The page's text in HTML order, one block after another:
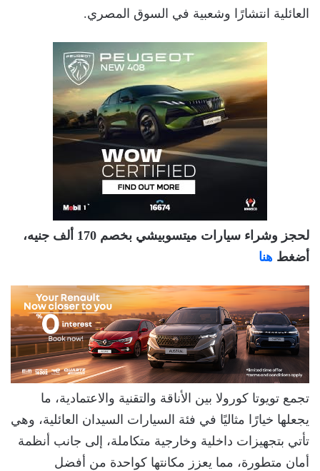
العائلية انتشارًا وشعبية في السوق المصري.
لحجز وشراء سيارات ميتسوبيشي بخصم 170 ألف جنيه،
أضغط هنا
تجمع تويوتا كورولا بين الأناقة والتقنية والاعتمادية، ما
يجعلها خيارًا مثاليًا في فئة السيارات السيدان العائلية، وهي
تأتي بتجهيزات داخلية وخارجية متكاملة، إلى جانب أنظمة
أمان متطورة، مما يعزز مكانتها كواحدة من أفضل